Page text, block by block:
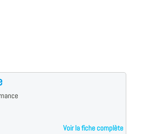
Voir la fiche complète